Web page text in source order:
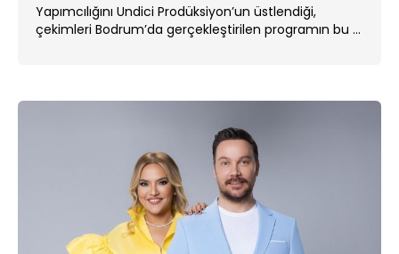
Yapımcılığını Undici Prodüksiyon’un üstlendiği,
çekimleri Bodrum’da gerçekleştirilen programın bu ...